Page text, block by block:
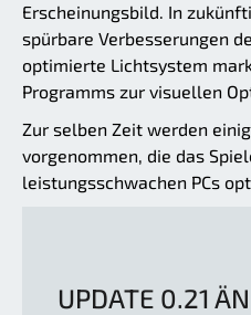
Erscheinungsbild. In
spürbare Verbesserungen
optimierte Lichtsystem
Programms zur visuellen
Zur selben Zeit werden
vorgenommen, die das
leistungsschwachen PCs
UPDATE 0.21